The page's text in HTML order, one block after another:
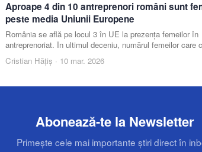
Aproape 4 din 10 antreprenori români sunt
peste media Uniunii Europene
România se află pe locul 3 în UE la prezența femeilor în
antreprenoriat. În ultimul deceniu, numărul femeilor care
sau dezvoltă afaceri a crescut constant, iar țara noastră
depășește media Uniunii Europene la acest indicator,
Cristian Hățiș · 10 mar. 2026
Abonează-te la Newsletter
Primește cele mai importante știri direct în